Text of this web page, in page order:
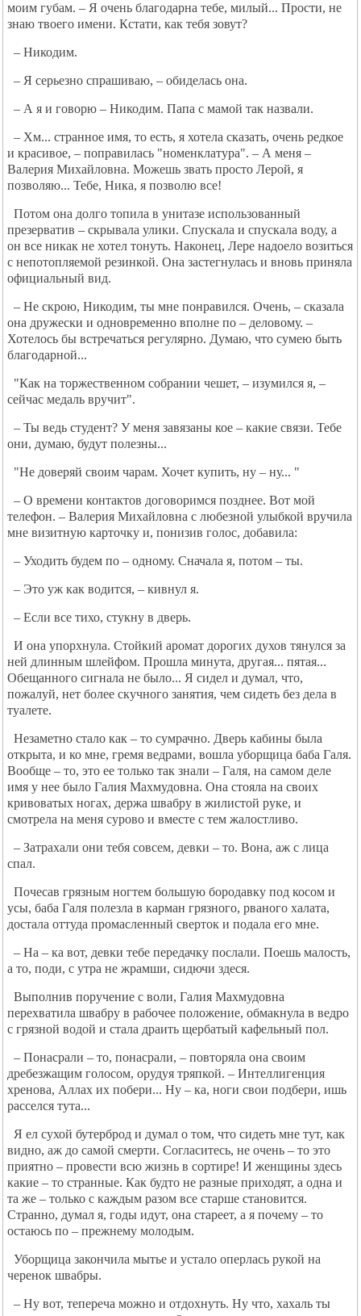
моим губам. – Я очень благодарна тебе, милый... Прости, не
знаю твоего имени. Кстати, как тебя зовут?
– Никодим.
– Я серьезно спрашиваю, – обиделась она.
– А я и говорю – Никодим. Папа с мамой так назвали.
– Хм... странное имя, то есть, я хотела сказать, очень редкое
и красивое, – поправилась "номенклатура". – А меня –
Валерия Михайловна. Можешь звать просто Лерой, я
позволяю... Тебе, Ника, я позволю все!
Потом она долго топила в унитазе использованный
презерватив – скрывала улики. Спускала и спускала воду, а
он все никак не хотел тонуть. Наконец, Лере надоело возиться
с непотопляемой резинкой. Она застегнулась и вновь приняла
официальный вид.
– Не скрою, Никодим, ты мне понравился. Очень, – сказала
она дружески и одновременно вполне по – деловому. –
Хотелось бы встречаться регулярно. Думаю, что сумею быть
благодарной...
"Как на торжественном собрании чешет, – изумился я, –
сейчас медаль вручит".
– Ты ведь студент? У меня завязаны кое – какие связи. Тебе
они, думаю, будут полезны...
"Не доверяй своим чарам. Хочет купить, ну – ну... "
– О времени контактов договоримся позднее. Вот мой
телефон. – Валерия Михайловна с любезной улыбкой вручила
мне визитную карточку и, понизив голос, добавила:
– Уходить будем по – одному. Сначала я, потом – ты.
– Это уж как водится, – кивнул я.
– Если все тихо, стукну в дверь.
И она упорхнула. Стойкий аромат дорогих духов тянулся за
ней длинным шлейфом. Прошла минута, другая... пятая...
Обещанного сигнала не было... Я сидел и думал, что,
пожалуй, нет более скучного занятия, чем сидеть без дела в
туалете.
Незаметно стало как – то сумрачно. Дверь кабины была
открыта, и ко мне, гремя ведрами, вошла уборщица баба Галя.
Вообще – то, это ее только так знали – Галя, на самом деле
имя у нее было Галия Махмудовна. Она стояла на своих
кривоватых ногах, держа швабру в жилистой руке, и
смотрела на меня сурово и вместе с тем жалостливо.
– Затрахали они тебя совсем, девки – то. Вона, аж с лица
спал.
Почесав грязным ногтем большую бородавку под косом и
усы, баба Галя полезла в карман грязного, рваного халата,
достала оттуда промасленный сверток и подала его мне.
– На – ка вот, девки тебе передачку послали. Поешь малость,
а то, поди, с утра не жрамши, сидючи здеся.
Выполнив поручение с воли, Галия Махмудовна
перехватила швабру в рабочее положение, обмакнула в ведро
с грязной водой и стала драить щербатый кафельный пол.
– Понасрали – то, понасрали, – повторяла она своим
дребезжащим голосом, орудуя тряпкой. – Интеллигенция
хренова, Аллах их побери... Ну – ка, ноги свои подбери, ишь
расселся тута...
Я ел сухой бутерброд и думал о том, что сидеть мне тут, как
видно, аж до самой смерти. Согласитесь, не очень – то это
приятно – провести всю жизнь в сортире! И женщины здесь
какие – то странные. Как будто не разные приходят, а одна и
та же – только с каждым разом все старше становится.
Странно, думал я, годы идут, она стареет, а я почему – то
остаюсь по – прежнему молодым.
Уборщица закончила мытье и устало оперлась рукой на
черенок швабры.
– Ну вот, тепереча можно и отдохнуть. Ну что, хахаль ты